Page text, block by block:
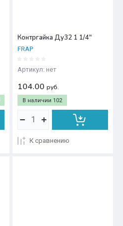
Контргайка Ду32 1 1/4"
FRAP
Артикул: нет
В наличии 102
104.00 руб.
К сравнению